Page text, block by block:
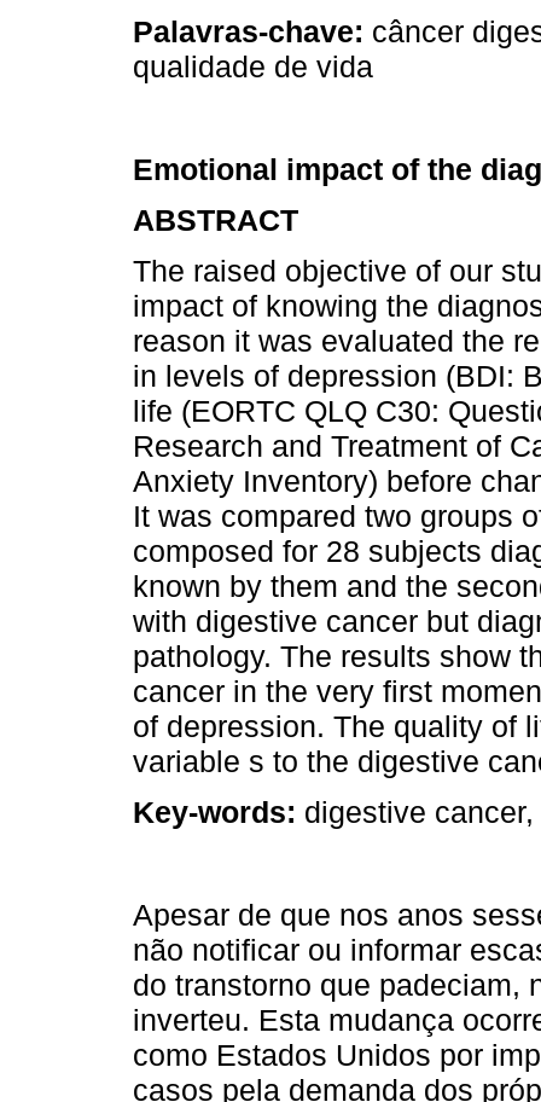
Palavras-chave: câncer
qualidade de vida
Emotional impact of the
ABSTRACT
The raised objective of our
impact of knowing the
reason it was evaluated the
in levels of depression (BDI:
life (EORTC QLQ C30:
Research and Treatment of
Anxiety Inventory) before
It was compared two groups
composed for 28 subjects
known by them and the
with digestive cancer but
pathology. The results show
cancer in the very first
of depression. The quality of
variable s to the digestive
Key-words: digestive
Apesar de que nos anos
não notificar ou informar
do transtorno que padeciam,
inverteu. Esta mudança
como Estados Unidos por
casos pela demanda dos